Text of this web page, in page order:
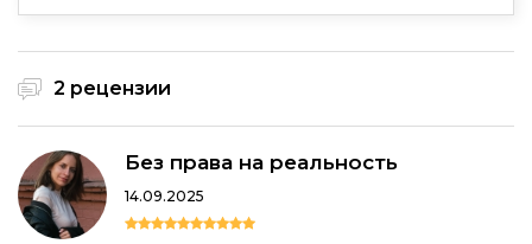
2 рецензии
Без права на реальность
14.09.2025